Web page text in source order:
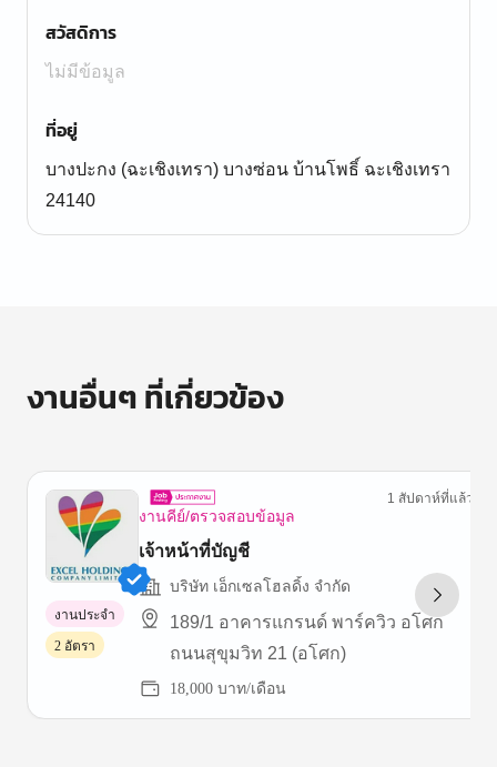
สวัสดิการ
ไม่มีข้อมูล
ที่อยู่
บางปะกง (ฉะเชิงเทรา) บางซ่อน บ้านโพธิ์ ฉะเชิงเทรา
24140
งานอื่นๆ ที่เกี่ยวข้อง
งานคีย์/ตรวจสอบข้อมูล
1 สัปดาห์ที่แล้ว
เจ้าหน้าที่บัญชี
บริษัท เอ็กเซลโฮลดิ้ง จำกัด
189/1 อาคารแกรนด์ พาร์ควิว อโศก
ถนนสุขุมวิท 21 (อโศก)
18,000 บาท/เดือน
งานประจำ
2 อัตรา